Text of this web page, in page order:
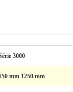
3000
mm 1250 mm